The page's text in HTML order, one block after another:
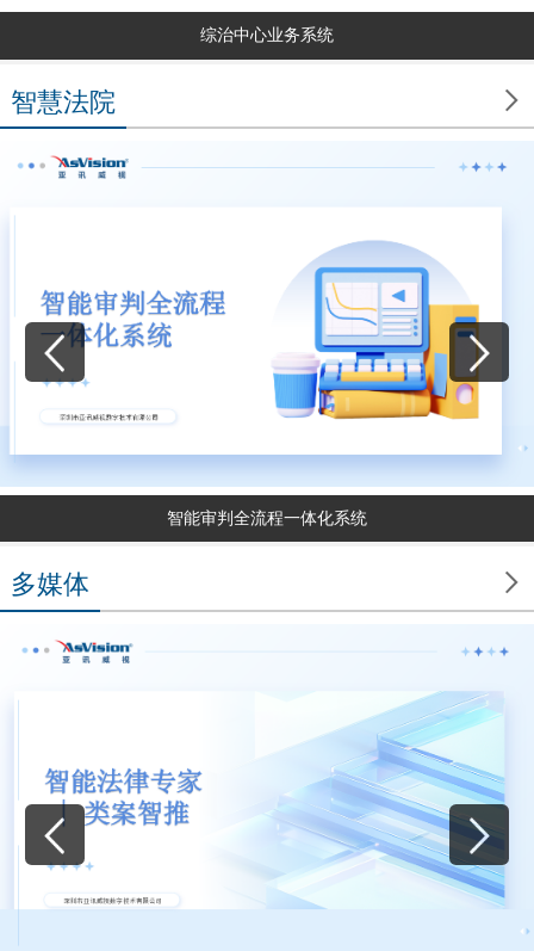
综治中心业务系统

智慧法院
智能审判全流程一体化系统

多媒体